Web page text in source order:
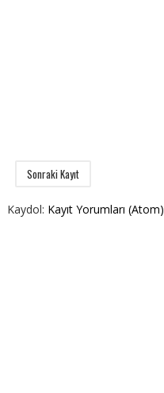
Sonraki Kayıt
Kaydol: Kayıt Yorumları (Atom)